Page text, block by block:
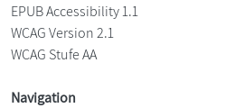
EPUB Accessibility 1.1
WCAG Version 2.1
WCAG Stufe AA
Navigation